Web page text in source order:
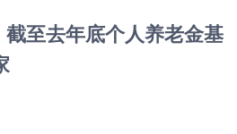
至去年底个人养老金基